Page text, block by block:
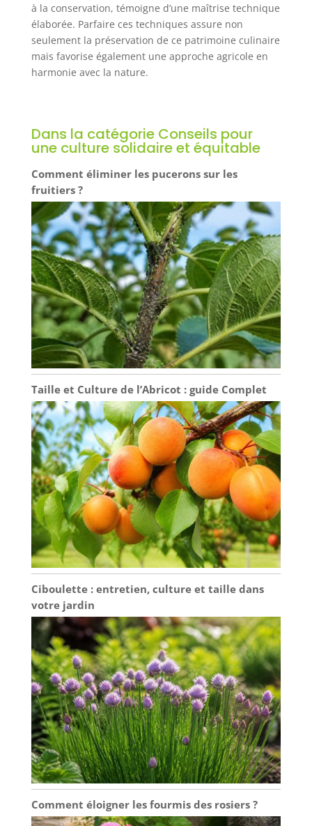
à la conservation, témoigne d’une maîtrise technique
élaborée. Parfaire ces techniques assure non
seulement la préservation de ce patrimoine culinaire
mais favorise également une approche agricole en
harmonie avec la nature.
Dans la catégorie Conseils pour
une culture solidaire et équitable
Comment éliminer les pucerons sur les
fruitiers ?
Taille et Culture de l’Abricot : guide Complet
Ciboulette : entretien, culture et taille dans
votre jardin
Comment éloigner les fourmis des rosiers ?